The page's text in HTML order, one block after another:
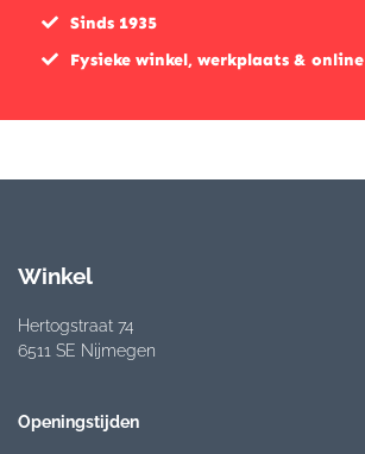
Sinds 1935
Fysieke winkel, werkplaats & online
Winkel
Hertogstraat 74
6511 SE Nijmegen
Openingstijden